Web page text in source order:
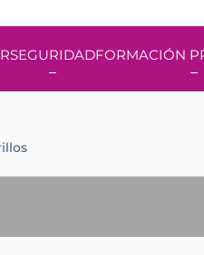
SEGURIDADFORMACIÓN